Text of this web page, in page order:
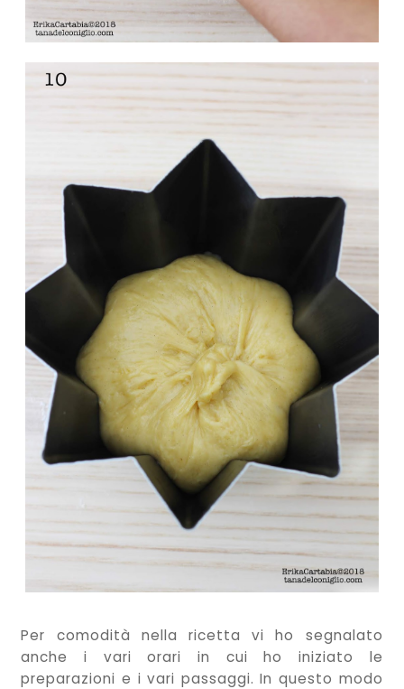
Per comodità nella ricetta vi ho segnalato
anche i vari orari in cui ho iniziato le
preparazioni e i vari passaggi. In questo modo